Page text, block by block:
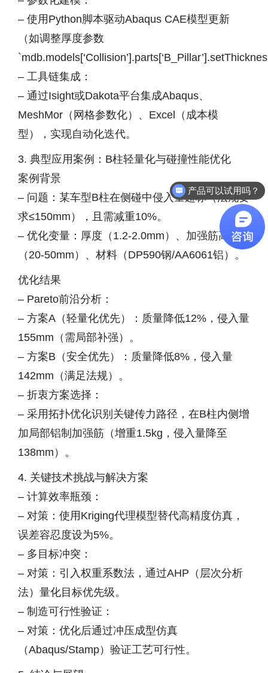
– 使用Python脚本驱动Abaqus CAE模型更新
（如调整厚度参数
– 工具链集成：
– 通过Isight或Dakota平台集成Abaqus、
MeshMor（网格参数化）、Excel（成本模
型），实现自动化迭代。
3. 典型应用案例：B柱轻量化与碰撞性能优化
案例背景
– 问题：某车型B柱在侧碰中侵入量超标（法规要
求≤150mm），且需减重10%。
– 优化变量：厚度（1.2-2.0mm）、加强筋高度
（20-50mm）、材料（DP590钢/AA6061铝）。
优化结果
– Pareto前沿分析：
– 方案A（轻量化优先）：质量降低12%，侵入量
155mm（需局部补强）。
– 方案B（安全优先）：质量降低8%，侵入量
142mm（满足法规）。
– 折衷方案选择：
– 采用拓扑优化识别关键传力路径，在B柱内侧增
加局部铝制加强筋（增重1.5kg，侵入量降至
138mm）。
4. 关键技术挑战与解决方案
– 计算效率瓶颈：
– 对策：使用Kriging代理模型替代高精度仿真，
误差容忍度设为5%。
– 多目标冲突：
– 对策：引入权重系数法，通过AHP（层次分析
法）量化目标优先级。
– 制造可行性验证：
– 对策：优化后通过冲压成型仿真
（Abaqus/Stamp）验证工艺可行性。
产品可以试用吗？